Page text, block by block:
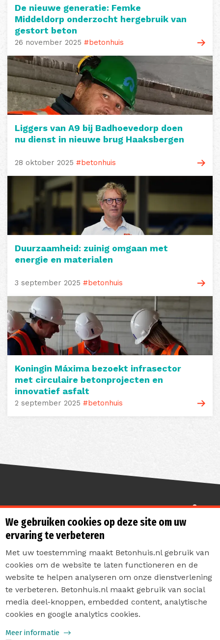
De nieuwe generatie: Femke
Middeldorp onderzocht hergebruik van
gestort beton
26 november 2025 #betonhuis
Liggers van A9 bij Badhoevedorp doen
nu dienst in nieuwe brug Haaksbergen
28 oktober 2025 #betonhuis
Duurzaamheid: zuinig omgaan met
energie en materialen
3 september 2025 #betonhuis
Koningin Máxima bezoekt infrasector
met circulaire betonprojecten en
innovatief asfalt
2 september 2025 #betonhuis
Sterk de toekomst in
Privacyverklaring
Sitemap
We gebruiken cookies op deze site om uw
ervaring te verbeteren
Met uw toestemming maakt Betonhuis.nl gebruik van
cookies om de website te laten functioneren en de
website te helpen analyseren om onze dienstverlening
te verbeteren. Betonhuis.nl maakt gebruik van social
media deel-knoppen, embedded content, analytische
cookies en google analytics cookies.
Meer informatie